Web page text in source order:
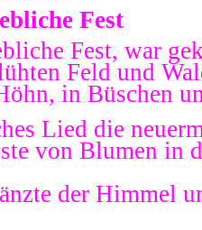
Fest
Fest, war
Feld und
in Büschen
Lied die
von Blumen in
der Himmel